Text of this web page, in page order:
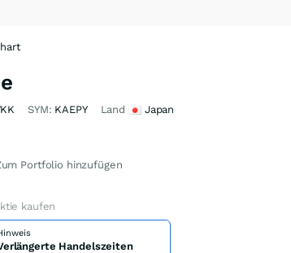
SYM: KAEPY Land Japan
Portfolio hinzufügen
kaufen
Handelszeiten